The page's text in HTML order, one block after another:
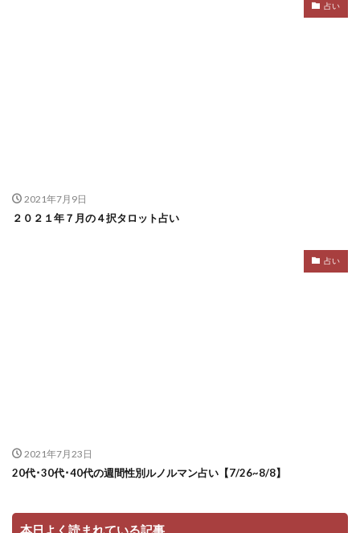
占い
2021年7月9日
２０２１年７月の４択タロット占い
占い
2021年7月23日
20代･30代･40代の週間性別ルノルマン占い【7/26~8/8】
本日よく読まれている記事